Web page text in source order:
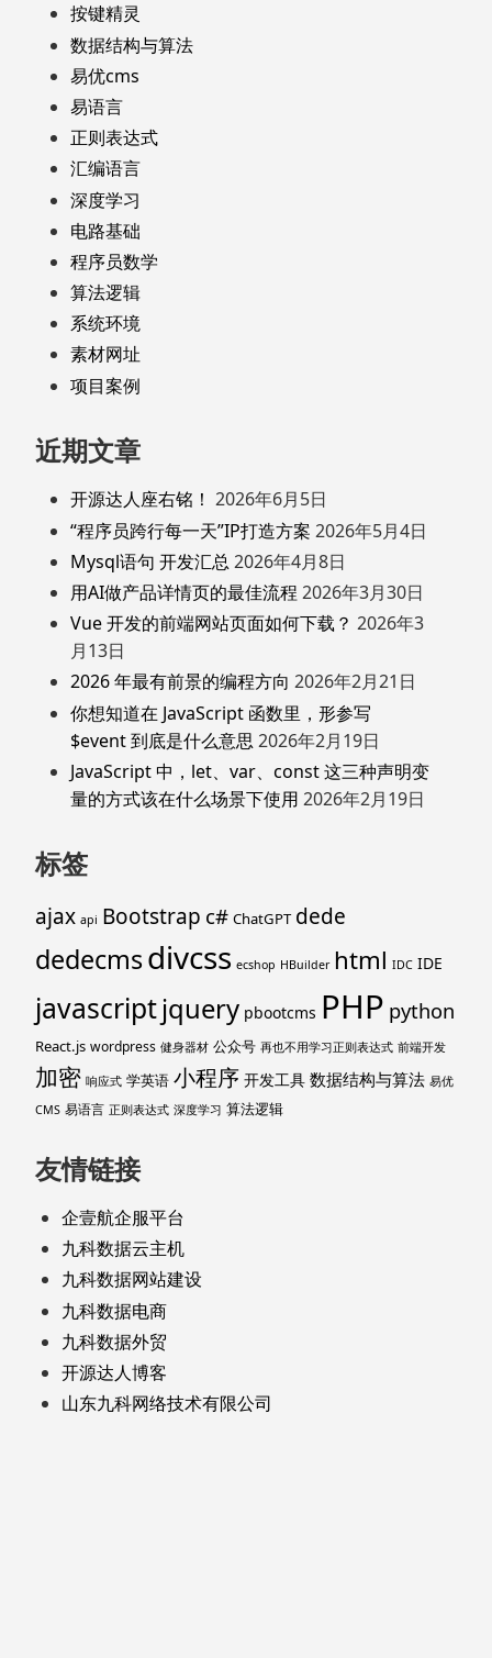
按键精灵
数据结构与算法
易优cms
易语言
正则表达式
汇编语言
深度学习
电路基础
程序员数学
算法逻辑
系统环境
素材网址
项目案例
近期文章
开源达人座右铭！ 2026年6月5日
“程序员跨行每一天”IP打造方案 2026年5月4日
Mysql语句 开发汇总 2026年4月8日
用AI做产品详情页的最佳流程 2026年3月30日
Vue 开发的前端网站页面如何下载？ 2026年3
月13日
2026 年最有前景的编程方向 2026年2月21日
你想知道在 JavaScript 函数里，形参写
$event 到底是什么意思 2026年2月19日
JavaScript 中，let、var、const 这三种声明变
量的方式该在什么场景下使用 2026年2月19日
标签
ajax api Bootstrap c# ChatGPT dede
dedecmsdivcss ecshop HBuilder html IDC IDE
javascriptjquery pbootcms PHP python
React.js wordpress 健身器材 公众号 再也不用学习正则表达式 前端开发
加密 响应式 学英语 小程序 开发工具 数据结构与算法 易优
CMS 易语言 正则表达式 深度学习 算法逻辑
友情链接
企壹航企服平台
九科数据云主机
九科数据网站建设
九科数据电商
九科数据外贸
开源达人博客
山东九科网络技术有限公司